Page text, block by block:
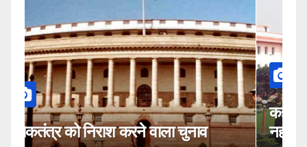
कहीं यह सीजेआई के खिलाफ साजिश तो
नहीं!